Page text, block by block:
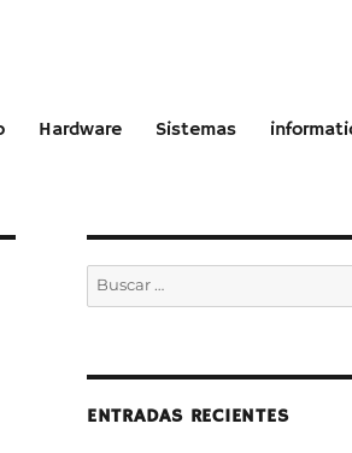
Hardware Sistemas
Buscar
por:
ENTRADAS RECIENTES